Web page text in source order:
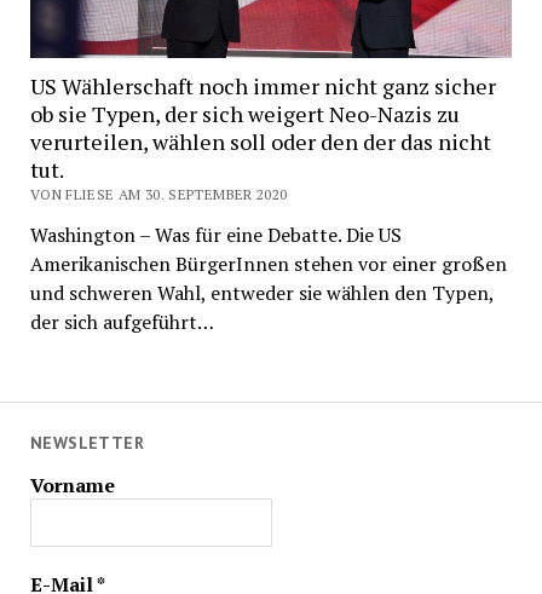
NEWSLETTER
Vorname
E-Mail*
US Wählerschaft noch immer nicht ganz sicher
ob sie Typen, der sich weigert Neo-Nazis zu
verurteilen, wählen soll oder den der das nicht
tut.
VON FLIESE AM 30. SEPTEMBER 2020
Washington – Was für eine Debatte. Die US
Amerikanischen BürgerInnen stehen vor einer großen
und schweren Wahl, entweder sie wählen den Typen,
der sich aufgeführt…